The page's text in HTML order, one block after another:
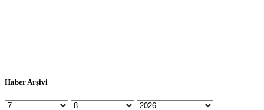
Haber Arşivi